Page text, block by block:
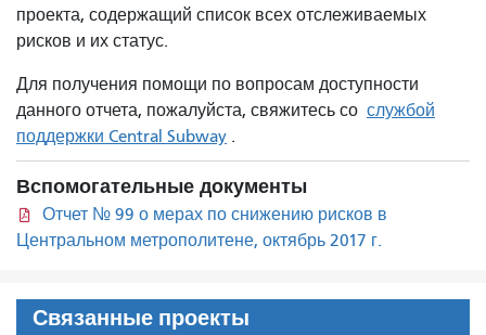
проекта, содержащий список всех отслеживаемых
рисков и их статус.
Для получения помощи по вопросам доступности
данного отчета, пожалуйста, свяжитесь со службой
поддержки Central Subway .
Вспомогательные документы
Отчет № 99 о мерах по снижению рисков в
Центральном метрополитене, октябрь 2017 г.
Связанные проекты